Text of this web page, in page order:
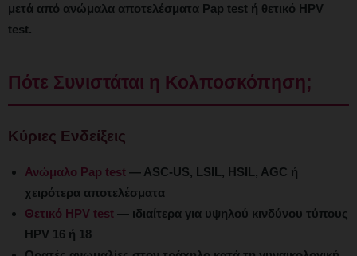
μετά από ανώμαλα αποτελέσματα Pap test ή θετικό HPV
test.
Πότε Συνιστάται η Κολποσκόπηση;
Κύριες Ενδείξεις
Ανώμαλο Pap test — ASC-US, LSIL, HSIL, AGC ή
χειρότερα αποτελέσματα
Θετικό HPV test — ιδιαίτερα για υψηλού κινδύνου τύπους
HPV 16 ή 18